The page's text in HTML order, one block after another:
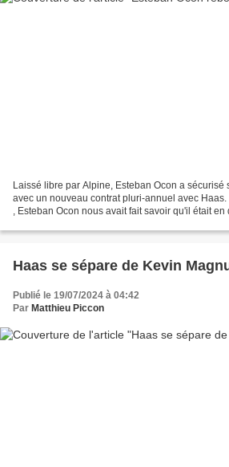
Laissé libre par Alpine, Esteban Ocon a sécurisé
avec un nouveau contrat pluri-annuel avec
, Esteban Ocon nous avait fait savoir qu'il était
Haas se sépare de Kevin
Publié le 19/07/2024 à 04:42
Par Matthieu Piccon